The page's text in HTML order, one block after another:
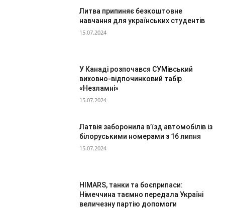
Литва припиняє безкоштовне
навчання для українських студентів
15.07.2024
У Канаді розпочався СУМівський
виховно-відпочинковий табір
«Незламні»
15.07.2024
Латвія заборонила в’їзд автомобілів із
білоруськими номерами з 16 липня
15.07.2024
HIMARS, танки та боєприпаси:
Німеччина таємно передала Україні
величезну партію допомоги